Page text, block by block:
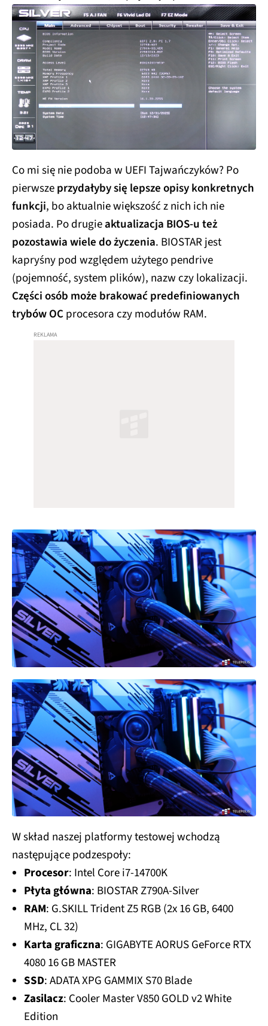
Co mi się nie podoba w UEFI Tajwańczyków? Po
pierwszeprzydałyby się lepsze opisy konkretnych
funkcji, bo aktualnie większość z nich ich nie
posiada. Po drugieaktualizacja BIOS-u też
pozostawia wiele do życzenia. BIOSTAR jest
kapryśny pod względem użytego pendrive
(pojemność, system plików), nazw czy lokalizacji.
Części osób może brakować predefiniowanych
trybów OCprocesora czy modułów RAM.
W skład naszej platformy testowej wchodzą
następujące podzespoły:
Procesor: Intel Core i7-14700K
Płyta główna: BIOSTAR Z790A-Silver
RAM: G.SKILL Trident Z5 RGB (2x 16 GB, 6400
MHz, CL 32)
Karta graficzna: GIGABYTE AORUS GeForce RTX
4080 16 GB MASTER
SSD: ADATA XPG GAMMIX S70 Blade
Zasilacz: Cooler Master V850 GOLD v2 White
Edition